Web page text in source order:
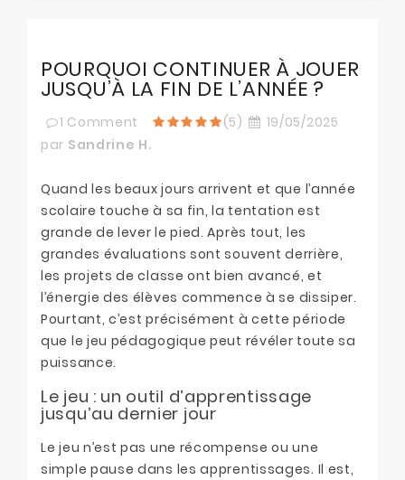
POURQUOI CONTINUER À JOUER
JUSQU’À LA FIN DE L’ANNÉE ?
1 Comment (5)
19/05/2025
par Sandrine H.
Quand les beaux jours arrivent et que l’année
scolaire touche à sa fin, la tentation est
grande de lever le pied. Après tout, les
grandes évaluations sont souvent derrière,
les projets de classe ont bien avancé, et
l’énergie des élèves commence à se dissiper.
Pourtant, c’est précisément à cette période
que le jeu pédagogique peut révéler toute sa
puissance.
Le jeu : un outil d’apprentissage
jusqu’au dernier jour
Le jeu n’est pas une récompense ou une
simple pause dans les apprentissages. Il est,